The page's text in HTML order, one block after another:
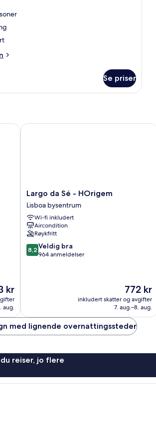
Se priser
kr
aug.
Largo
da
Sé
-
HOrigem
Lisboa
bysentrum
Largo da Sé - HOrigem
Lisboa bysentrum
Wi-fi inkludert
Aircondition
Røykfritt
8.2
av
8,2 Veldig bra
964 anmeldelser
Prisen
er
772 kr
772 kr
inkludert skatter og avgifter
7. aug.–8. aug.
Largo da Sé - HOrigem
med lignende overnattingssteder
reiser, jo flere